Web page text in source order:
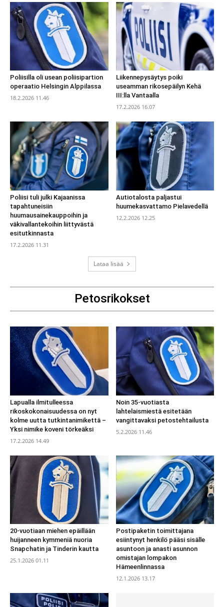
Poliisilla oli usean poliisipartion
operaatio Helsingin Alppilassa
18.2.2026 11.46
Liikennepysäytys poiki
useamman rikosepäilyn Kehä
III:lla Vantaalla
17.2.2026 16.07
Poliisi tuli julki Kajaanissa
tapahtuneisiin
huumausainekauppoihin ja
väkivallantekoihin liittyvästä
esitutkinnasta
17.2.2026 11.31
Autiotalosta paljastui
huumekasvattamo Pielavedellä
12.2.2026 12.25
Lataa lisää
Petosrikokset
Lapualla ilmitulleessa
rikoskokonaisuudessa on nyt
kolme uutta tutkintanimikettä –
Yksi nimike koveni törkeäksi
17.2.2026 14.49
Noin 35-vuotiasta
lahtelaismiestä esitetään
vangittavaksi petostehtailusta
5.2.2026 11.46
20-vuotiaan miehen epäillään
huijanneen kymmeniä nuoria
Snapchatin ja Tinderin kautta
25.1.2026 01.11
Postipaketin toimittajana
esiintynyt henkilö pääsi sisälle
asuntoon ja anasti asunnon
omistajan lompakon
Hämeenlinnassa
12.1.2026 13.17